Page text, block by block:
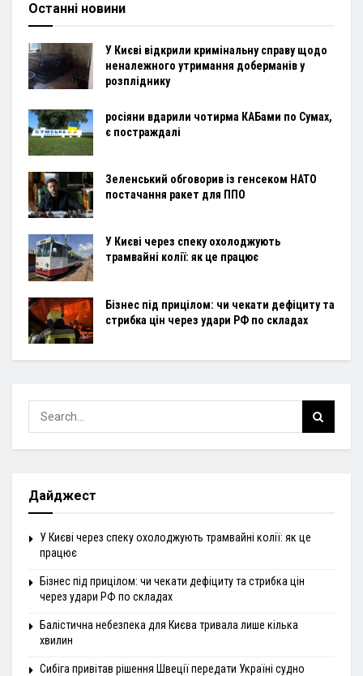
Останні новини
У Києві відкрили кримінальну справу щодо
неналежного утримання доберманів у
розпліднику
росіяни вдарили чотирма КАБами по Сумах,
є постраждалі
Зеленський обговорив із генсеком НАТО
постачання ракет для ППО
У Києві через спеку охолоджують
трамвайні колії: як це працює
Бізнес під прицілом: чи чекати дефіциту та
стрибка цін через удари РФ по складах
Дайджест
У Києві через спеку охолоджують трамвайні колії: як це
працює
Бізнес під прицілом: чи чекати дефіциту та стрибка цін
через удари РФ по складах
Балістична небезпека для Києва тривала лише кілька
хвилин
Сибіга привітав рішення Швеції передати Україні судно